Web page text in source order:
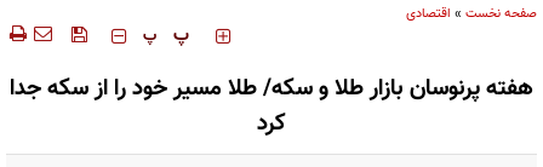
صفحه نخست » اقتصادی
‍‍‍ پ پ
هفته پرنوسان بازار طلا و سکه/ طلا مسیر خود را از سکه جدا
کرد